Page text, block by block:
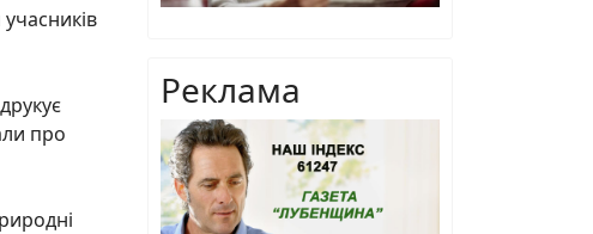
про
Реклама